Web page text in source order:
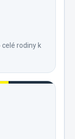
celé rodiny k